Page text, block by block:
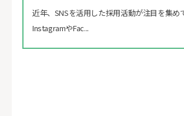
近年、SNSを活用した採用活動が注目を集め
InstagramやFac...